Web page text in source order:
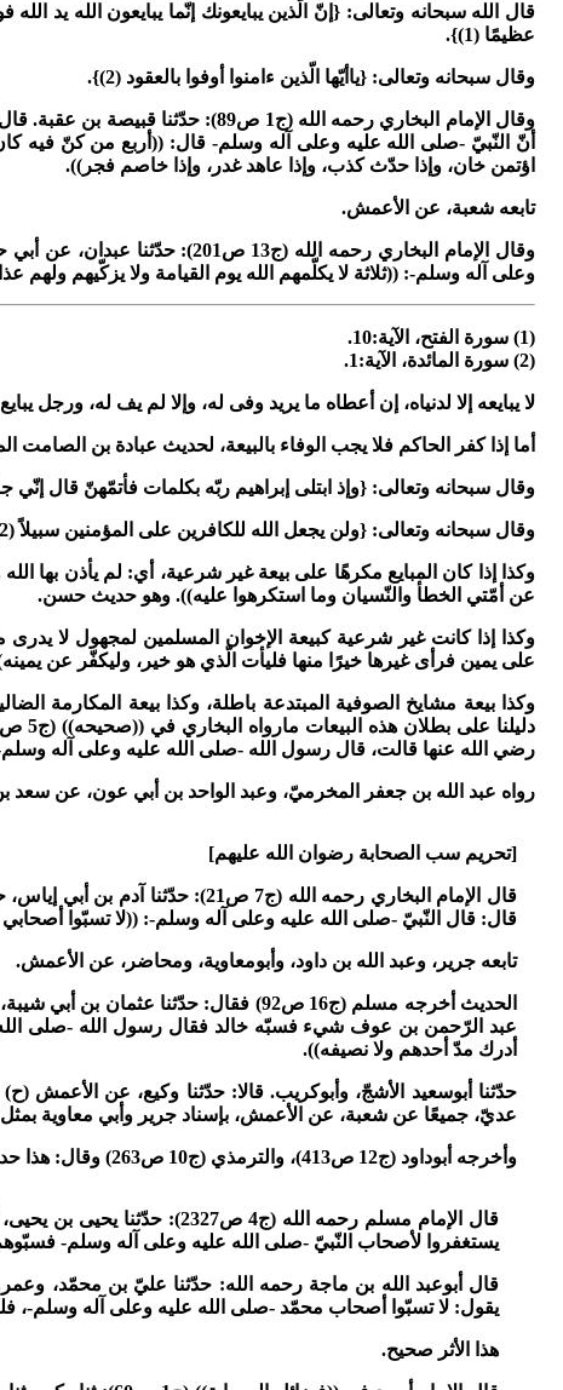
قال الله سبحانه وتعالى: {إنّ الّذين يبايعونك إنّما يبايعون الله يد
عظيمًا (1)}.
وقال سبحانه وتعالى: {ياأيّها الّذين ءامنوا أوفوا بالعقود (2)}.
وقال الإمام البخاري رحمه الله
أنّ النّبيّ -صلى الله عليه وعلى آله وسلم- قال: ((أربع من كنّ فيه
اؤتمن خان، وإذا حدّث كذب، وإذا عاهد غدر، وإذا خاصم فجر)).
تابعه شعبة، عن الأعمش.
وقال الإمام البخاري رحمه
وعلى آله وسلم-: ((ثلاثة لا يكلّمهم الله يوم القيامة ولا يزكّيهم
(1) سورة الفتح، الآية:10.
(2) سورة المائدة، الآية:1.
لا يبايعه إلا لدنياه، إن أعطاه ما يريد وفى له، وإلا لم يف له، ورجل
أما إذا كفر الحاكم فلا يجب الوفاء بالبيعة، لحديث عبادة بن الصامت
وقال سبحانه وتعالى: {وإذ ابتلى إبراهيم ربّه بكلمات فأتمّهنّ قال إنّي
وقال سبحانه وتعالى: {ولن يجعل الله للكافرين على المؤمنين سبيلاً (2)}.
وكذا إذا كان المبايع مكرهًا على بيعة غير شرعية، أي: لم يأذن بها
عن أمّتي الخطأ والنّسيان وما استكرهوا عليه)). وهو حديث حسن.
وكذا إذا كانت غير شرعية كبيعة الإخوان المسلمين لمجهول لا
على يمين فرأى غيرها خيرًا منها فليأت الّذي هو خير، وليكفّر عن
وكذا بيعة مشايخ الصوفية المبتدعة باطلة، وكذا بيعة المكارمة
رضي الله عنها قالت، قال رسول الله -صلى الله عليه وعلى آله
رواه عبد الله بن جعفر المخرميّ، وعبد الواحد بن أبي عون، عن سعد بن
[تحريم سب الصحابة رضوان الله عليهم]
قال الإمام البخاري رحمه الله
قال: قال النّبيّ -صلى الله عليه وعلى آله وسلم-: ((لا تسبّوا
تابعه جرير، وعبد الله بن داود، وأبومعاوية، ومحاضر، عن الأعمش.
الحديث أخرجه مسلم (ج16 ص92) فقال:
عبد الرّحمن بن عوف شيء فسبّه خالد فقال رسول الله -صلى الله
أدرك مدّ أحدهم ولا نصيفه)).
حدّثنا أبوسعيد الأشجّ، وأبوكريب. قالا: حدّثنا وكيع، عن الأعمش (ح)
عديّ، جميعًا عن شعبة، عن الأعمش، بإسناد جرير وأبي معاوية
وأخرجه أبوداود (ج12 ص413)، والترمذي (ج10 ص263) وقال: هذا حديث حسن صحيح.
قال الإمام مسلم رحمه الله
يستغفروا لأصحاب النّبيّ -صلى الله عليه وعلى آله وسلم- فسبّوهم.
قال أبوعبد الله بن ماجة رحمه الله: حدّثنا عليّ بن محمّد،
يقول: لا تسبّوا أصحاب محمّد -صلى الله عليه وعلى آله وسلم-
هذا الأثر صحيح.